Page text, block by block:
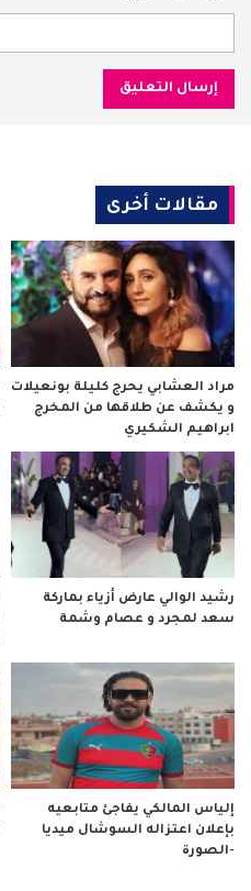
مقالات أخرى
مراد العشابي يحرج كليلة بونعيلات
و يكشف عن طلاقها من المخرج
ابراهيم الشكيري
رشيد الوالي عارض أزياء بماركة
سعد لمجرد و عصام وشمة
إلياس المالكي يفاجئ متابعيه
بإعلان اعتزاله السوشال ميديا
-الصورة